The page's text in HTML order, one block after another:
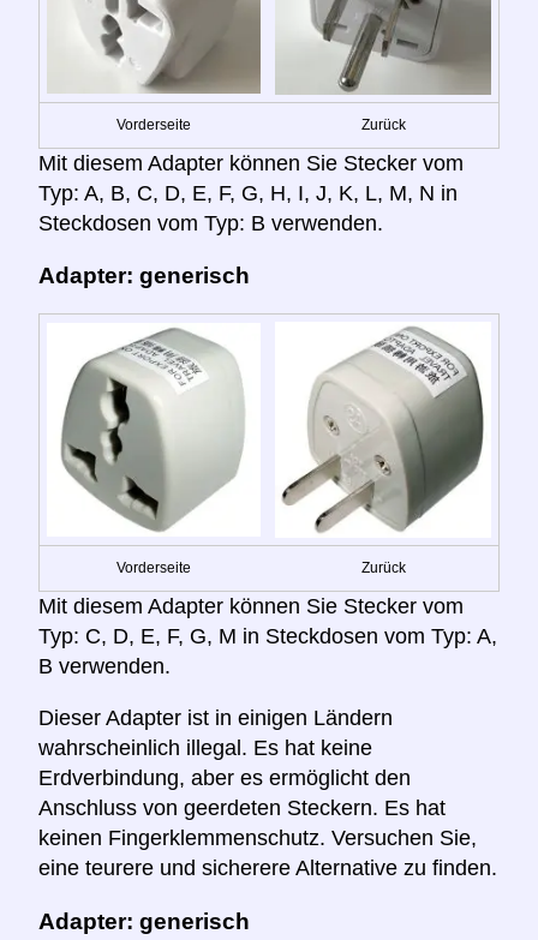
Vorderseite Zurück
Mit diesem Adapter können Sie Stecker vom
Typ: A, B, C, D, E, F, G, H, I, J, K, L, M, N in
Steckdosen vom Typ: B verwenden.
Adapter: generisch
Vorderseite Zurück
Mit diesem Adapter können Sie Stecker vom
Typ: C, D, E, F, G, M in Steckdosen vom Typ: A,
B verwenden.
Dieser Adapter ist in einigen Ländern
wahrscheinlich illegal. Es hat keine
Erdverbindung, aber es ermöglicht den
Anschluss von geerdeten Steckern. Es hat
keinen Fingerklemmenschutz. Versuchen Sie,
eine teurere und sicherere Alternative zu finden.
Adapter: generisch